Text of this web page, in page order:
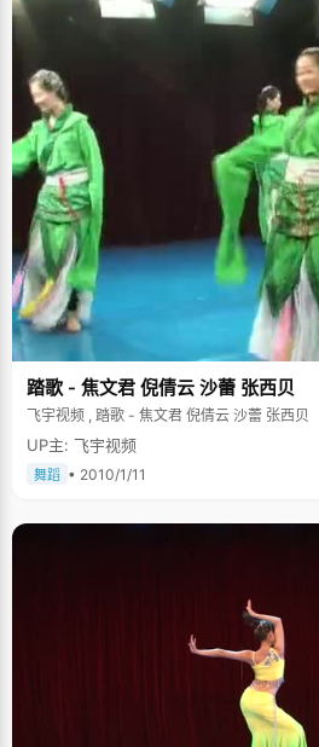
踏歌 - 焦文君 倪倩云 沙蕾 张西贝
飞宇视频 , 踏歌 - 焦文君 倪倩云 沙蕾 张西贝
UP主: 飞宇视频
舞蹈 • 2010/1/11